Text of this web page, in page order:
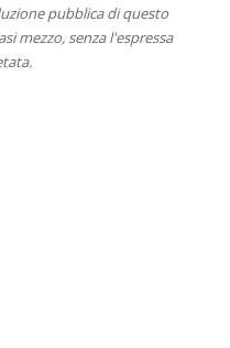
pubblica di questo
mezzo, senza l'espressa